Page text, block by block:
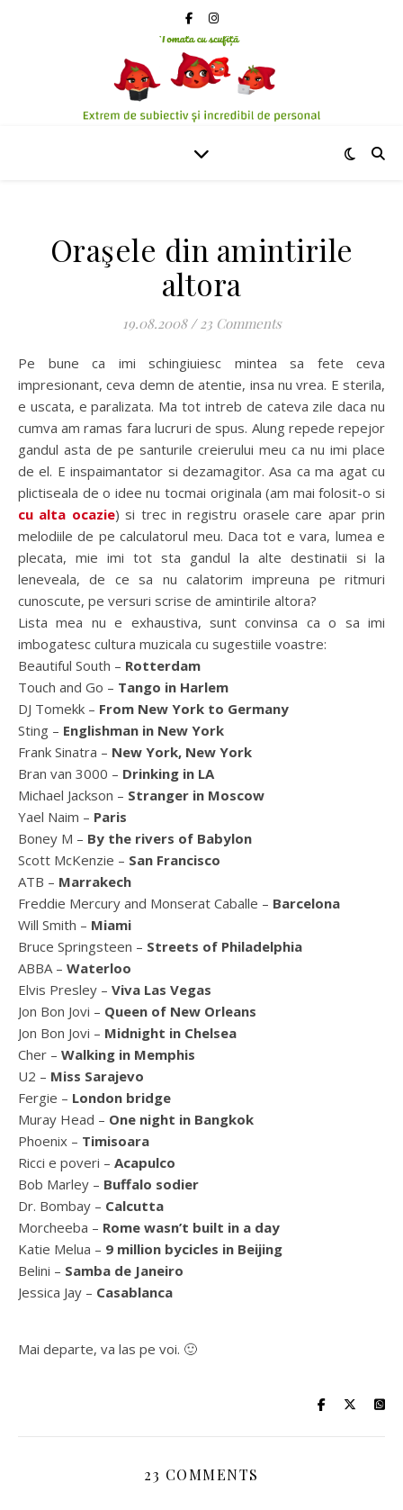
Oraşele din amintirile
altora
19.08.2008 / 23 Comments
Pe bune ca imi schingiuiesc mintea sa fete ceva
impresionant, ceva demn de atentie, insa nu vrea. E sterila,
e uscata, e paralizata. Ma tot intreb de cateva zile daca nu
cumva am ramas fara lucruri de spus. Alung repede repejor
gandul asta de pe santurile creierului meu ca nu imi place
de el. E inspaimantator si dezamagitor. Asa ca ma agat cu
plictiseala de o idee nu tocmai originala (am mai folosit-o si
cu alta ocazie) si trec in registru orasele care apar prin
melodiile de pe calculatorul meu. Daca tot e vara, lumea e
plecata, mie imi tot sta gandul la alte destinatii si la
leneveala, de ce sa nu calatorim impreuna pe ritmuri
cunoscute, pe versuri scrise de amintirile altora?
Lista mea nu e exhaustiva, sunt convinsa ca o sa imi
imbogatesc cultura muzicala cu sugestiile voastre:
Beautiful South – Rotterdam
Touch and Go – Tango in Harlem
DJ Tomekk – From New York to Germany
Sting – Englishman in New York
Frank Sinatra – New York, New York
Bran van 3000 – Drinking in LA
Michael Jackson – Stranger in Moscow
Yael Naim – Paris
Boney M – By the rivers of Babylon
Scott McKenzie – San Francisco
ATB – Marrakech
Freddie Mercury and Monserat Caballe – Barcelona
Will Smith – Miami
Bruce Springsteen – Streets of Philadelphia
ABBA – Waterloo
Elvis Presley – Viva Las Vegas
Jon Bon Jovi – Queen of New Orleans
Jon Bon Jovi – Midnight in Chelsea
Cher – Walking in Memphis
U2 – Miss Sarajevo
Fergie – London bridge
Muray Head – One night in Bangkok
Phoenix – Timisoara
Ricci e poveri – Acapulco
Bob Marley – Buffalo sodier
Dr. Bombay – Calcutta
Morcheeba – Rome wasn’t built in a day
Katie Melua – 9 million bycicles in Beijing
Belini – Samba de Janeiro
Jessica Jay – Casablanca
Mai departe, va las pe voi. 🙂
23 COMMENTS